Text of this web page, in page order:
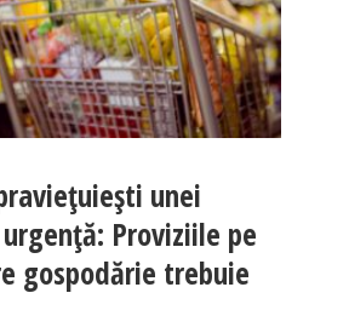
unei
Proviziile pe
gospodărie trebuie